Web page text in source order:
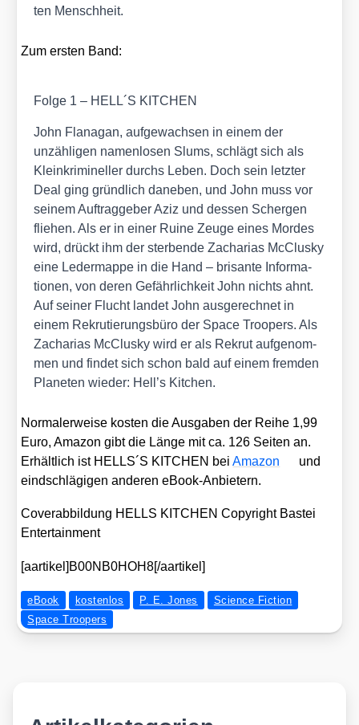
ten Mensch­heit.
Zum ers­ten Band:
Fol­ge 1 – HELL´S KITCHEN
John Fla­na­gan, auf­ge­wach­sen in einem der
unzäh­li­gen namen­lo­sen Slums, schlägt sich als
Klein­kri­mi­nel­ler durchs Leben. Doch sein letz­ter
Deal ging gründ­lich dane­ben, und John muss vor
sei­nem Auf­trag­ge­ber Aziz und des­sen Scher­gen
flie­hen. Als er in einer Rui­ne Zeu­ge eines Mor­des
wird, drückt ihm der ster­ben­de Zacha­ri­as McClus­ky
eine Leder­map­pe in die Hand – bri­san­te Infor­ma­
tio­nen, von deren Gefähr­lich­keit John nichts ahnt.
Auf sei­ner Flucht lan­det John aus­ge­rech­net in
einem Rekru­tie­rungs­bü­ro der Space Tro­o­pers. Als
Zacha­ri­as McClus­ky wird er als Rekrut auf­ge­nom­
men und fin­det sich schon bald auf einem frem­den
Pla­ne­ten wie­der: Hell’s Kit­chen.
Nor­ma­ler­wei­se kos­ten die Aus­ga­ben der Rei­he 1,99
Euro, Ama­zon gibt die Län­ge mit ca. 126 Sei­ten an.
Erhält­lich ist HELLS´S KITCHEN beiAma­zon
und
eind­schlä­gi­gen ande­ren eBook-Anbie­tern.
Cover­ab­bil­dung HELLS KITCHEN Copy­right Bas­tei
Enter­tain­ment
[aartikel]B00NB0HOH8[/aartikel]
eBook kostenlos P. E. Jones
Science Fiction
Space Troopers